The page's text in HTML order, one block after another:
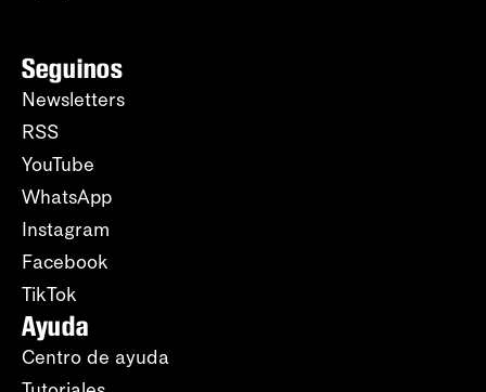
Seguinos
Newsletters
RSS
YouTube
WhatsApp
Instagram
Facebook
TikTok
Ayuda
Centro de ayuda